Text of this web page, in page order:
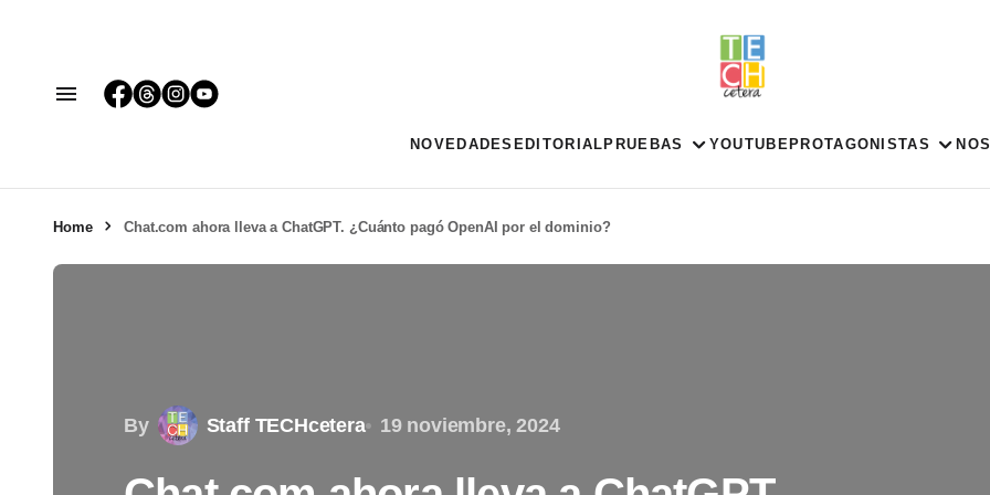
NOVEDADES EDITORIAL PRUEBAS YOUTUBE PROTAGONISTAS
Home Chat.com ahora lleva a ChatGPT. ¿Cuánto pagó OpenAI por el dominio?
By Staff TECHcetera 19 noviembre, 2024